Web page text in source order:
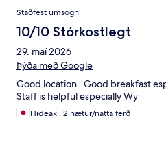
Staðfest umsögn
10/10 Stórkostlegt
29. maí 2026
Þýða með Google
Good location . Good breakfast
Staff is helpful especially Wy
Hideaki, 2 nætur/nátta ferð